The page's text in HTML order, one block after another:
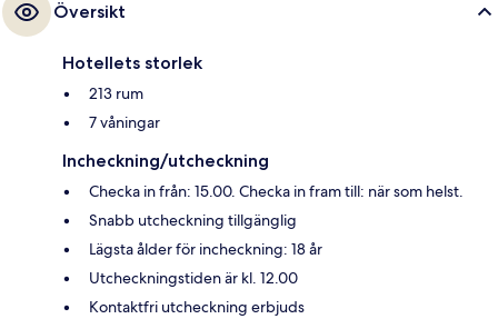
Översikt
Hotellets storlek
213 rum
7 våningar
Incheckning/utcheckning
Checka in från: 15.00. Checka in fram till: när som helst.
Snabb utcheckning tillgänglig
Lägsta ålder för incheckning: 18 år
Utcheckningstiden är kl. 12.00
Kontaktfri utcheckning erbjuds